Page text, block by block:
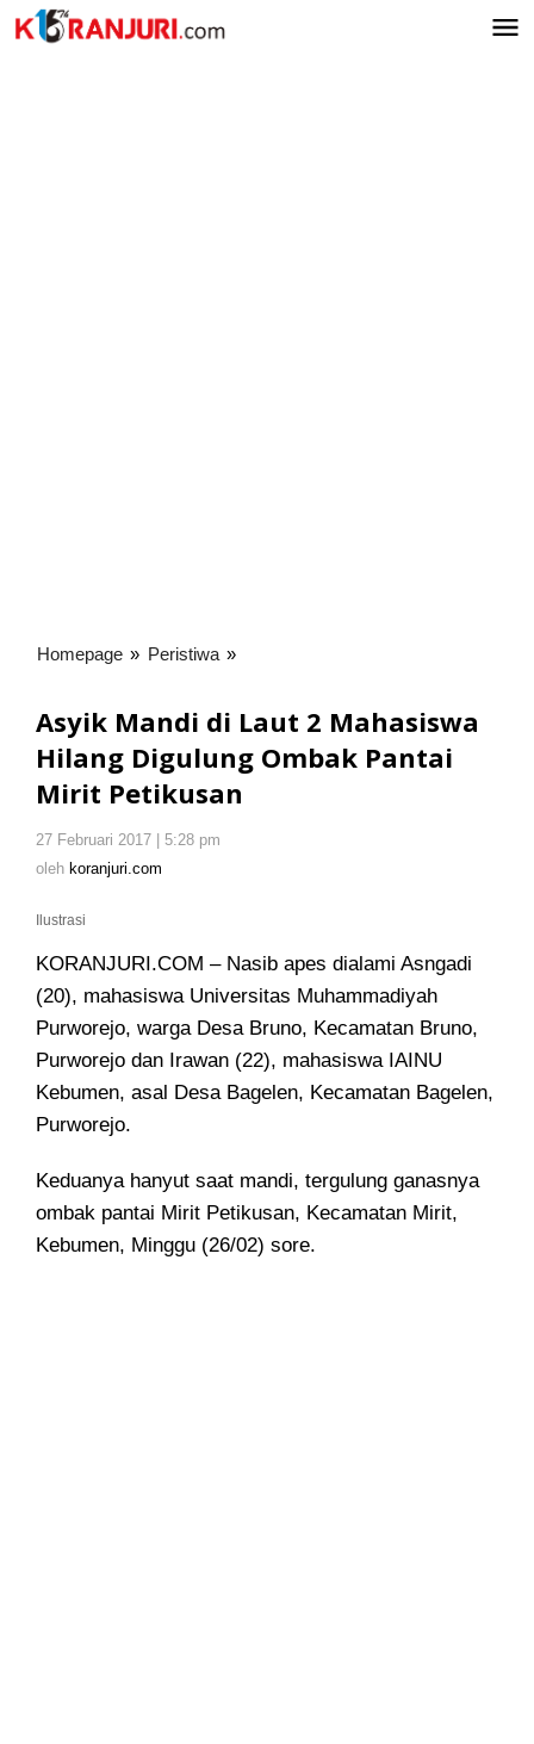
Lewati
ke
Homepage » Peristiwa »
Laut
2
Asyik Mandi di Laut 2 Mahasiswa
Hilang Digulung Ombak Pantai
Mirit Petikusan
27 Februari 2017 | 5:28 pm
oleh koranjuri.com
Ilustrasi
KORANJURI.COM – Nasib apes dialami Asngadi
(20), mahasiswa Universitas Muhammadiyah
Purworejo, warga Desa Bruno, Kecamatan Bruno,
Purworejo dan Irawan (22), mahasiswa IAINU
Kebumen, asal Desa Bagelen, Kecamatan Bagelen,
Purworejo.
Keduanya hanyut saat mandi, tergulung ganasnya
ombak pantai Mirit Petikusan, Kecamatan Mirit,
Kebumen, Minggu (26/02) sore.